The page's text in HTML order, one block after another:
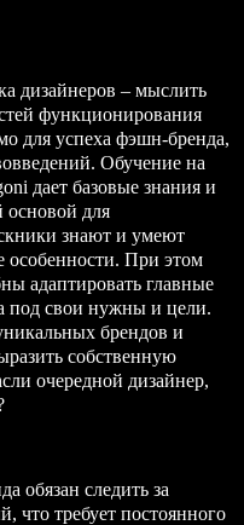
дизайнеров – мыслить
функционирования
для успеха фэшн-бренда,
Обучение на
дает базовые знания и
основой для
знают и умеют
особенности. При этом
адаптировать главные
под свои нужны и цели.
брендов и
собственную
очередной дизайнер,
обязан следить за
что требует постоянного